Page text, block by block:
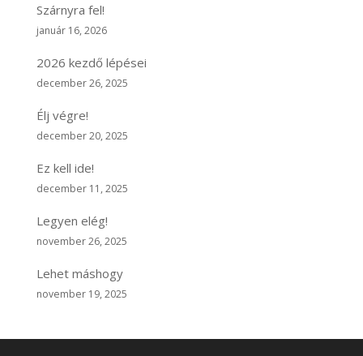
Szárnyra fel!
január 16, 2026
2026 kezdő lépései
december 26, 2025
Élj végre!
december 20, 2025
Ez kell ide!
december 11, 2025
Legyen elég!
november 26, 2025
Lehet máshogy
november 19, 2025